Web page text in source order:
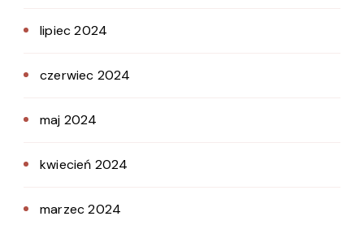
lipiec 2024
czerwiec 2024
maj 2024
kwiecień 2024
marzec 2024